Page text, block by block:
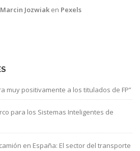
Marcin Jozwiak en Pexels
muy positivamente a los titulados de FP”
para los Sistemas Inteligentes de
en España: El sector del transporte